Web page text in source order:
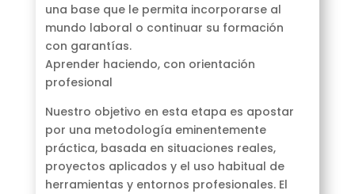
una base que le permita incorporarse al
mundo laboral o continuar su formación
con garantías.
Aprender haciendo, con orientación
profesional
Nuestro objetivo en esta etapa es apostar
por una metodología eminentemente
práctica, basada en situaciones reales,
proyectos aplicados y el uso habitual de
herramientas y entornos profesionales. El